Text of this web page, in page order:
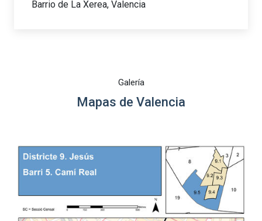
Barrio de La Xerea, Valencia
Galería
Mapas de Valencia